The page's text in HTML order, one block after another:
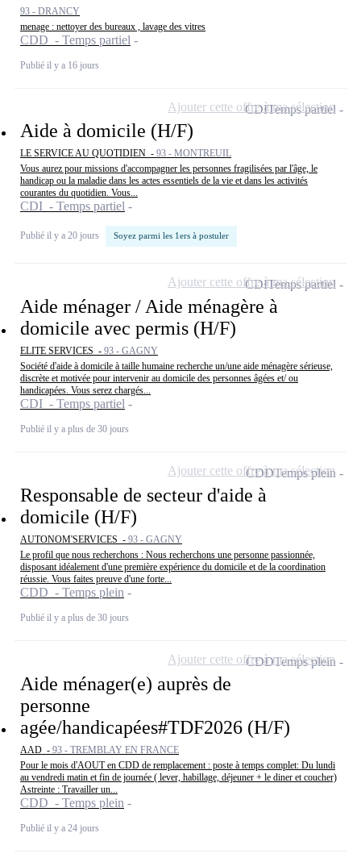
93 - DRANCY
menage : nettoyer des bureaux , lavage des vitres
CDD - Temps partiel
Publié il y a 16 jours
Aide à domicile (H/F)
LE SERVICE AU QUOTIDIEN - 93 - MONTREUIL
Vous aurez pour missions d'accompagner les personnes fragilisées par l'âge, le
handicap ou la maladie dans les actes essentiels de la vie et dans les activités
courantes du quotidien. Vous...
CDI - Temps partiel
Publié il y a 20 jours Soyez parmi les 1ers à postuler
CDITemps partiel
Ajouter cette offre à ma sélection
Aide ménager / Aide ménagère à
domicile avec permis (H/F)
ELITE SERVICES - 93 - GAGNY
Société d'aide à domicile à taille humaine recherche un/une aide ménagère sérieuse,
discrète et motivée pour intervenir au domicile des personnes âgées et/ ou
handicapées. Vous serez chargés...
CDI - Temps partiel
Publié il y a plus de 30 jours
CDITemps partiel
Ajouter cette offre à ma sélection
Responsable de secteur d'aide à
domicile (H/F)
AUTONOM'SERVICES - 93 - GAGNY
Le profil que nous recherchons : Nous recherchons une personne passionnée,
disposant idéalement d'une première expérience du domicile et de la coordination
réussie. Vous faites preuve d'une forte...
CDD - Temps plein
Publié il y a plus de 30 jours
CDDTemps plein
Ajouter cette offre à ma sélection
Aide ménager(e) auprès de
personne
agée/handicapées#TDF2026 (H/F)
AAD - 93 - TREMBLAY EN FRANCE
Pour le mois d'AOUT en CDD de remplacement : poste à temps complet: Du lundi
au vendredi matin et fin de journée ( lever, habillage, déjeuner + le diner et coucher)
Astreinte : Travailler un...
CDD - Temps plein
Publié il y a 24 jours
CDDTemps plein
Ajouter cette offre à ma sélection